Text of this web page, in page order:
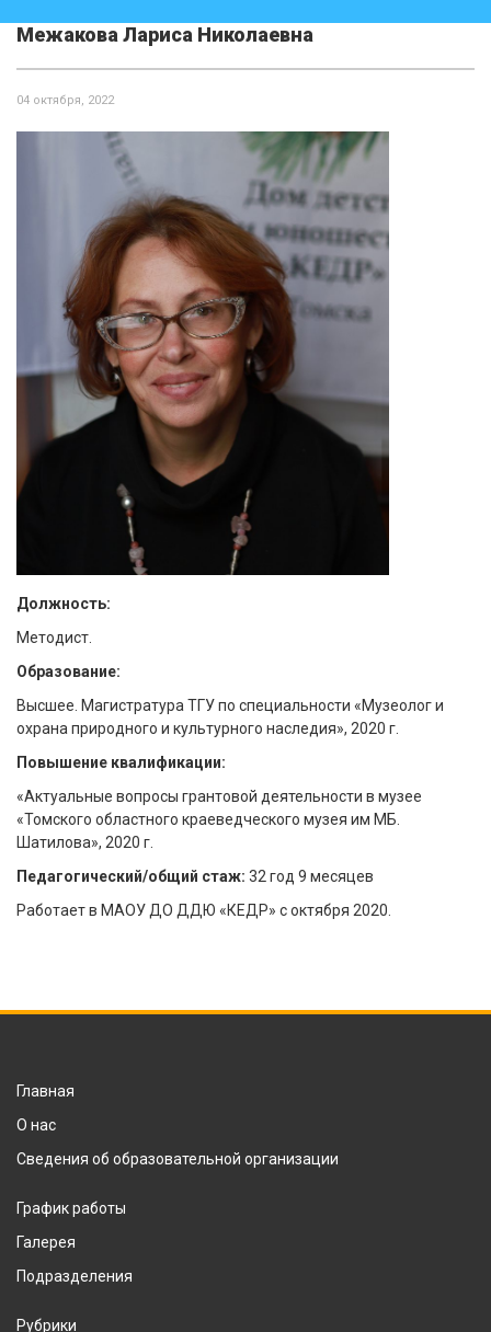
Межакова Лариса Николаевна
04 октября, 2022
Должность:
Методист.
Образование:
Высшее. Магистратура ТГУ по специальности «Музеолог и
охрана природного и культурного наследия», 2020 г.
Повышение квалификации:
«Актуальные вопросы грантовой деятельности в музее
«Томского областного краеведческого музея им МБ.
Шатилова», 2020 г.
Педагогический/общий стаж: 32 год 9 месяцев
Работает в МАОУ ДО ДДЮ «КЕДР» с октября 2020.
Главная
О нас
Сведения об образовательной организации
График работы
Галерея
Подразделения
Рубрики